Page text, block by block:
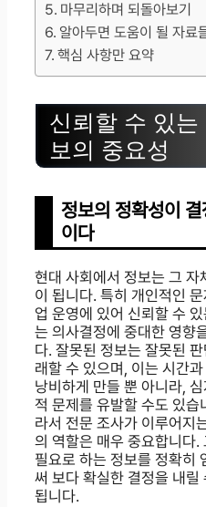
마무리하며 되돌아보기
알아두면 도움이 될 자료
핵심 사항만 요약
신뢰할 수 있는
보의 중요성
정보의 정확성이 결
이다
현대 사회에서 정보는 그 자
이 됩니다. 특히 개인적인 문
업 운영에 있어 신뢰할 수
는 의사결정에 중대한 영향
다. 잘못된 정보는 잘못된
래할 수 있으며, 이는 시간
낭비하게 만들 뿐 아니라, 심
적 문제를 유발할 수도 있습
라서 전문 조사가 이루어지
의 역할은 매우 중요합니다.
필요로 하는 정보를 정확히
써 보다 확실한 결정을 내릴
됩니다.